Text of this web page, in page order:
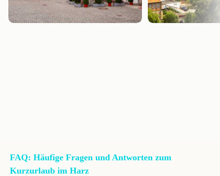
FAQ: Häufige Fragen und Antworten zum
Kurzurlaub im Harz